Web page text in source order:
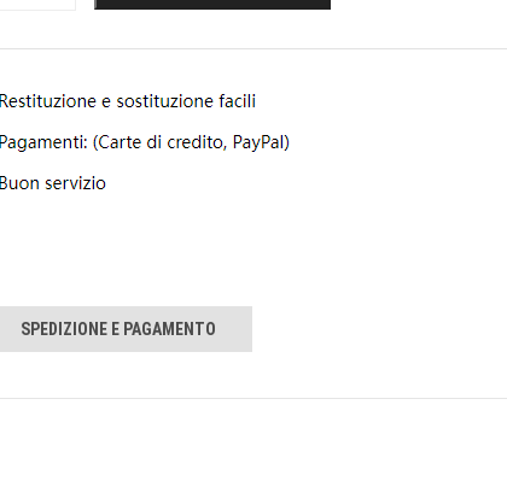
SPEDIZIONE E PAGAMENTO